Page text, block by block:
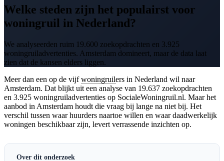
Welke steden zijn het populairst voor
woningruil in Nederland?
We analyseerden ruim 19.600 zoekopdrachten en 3.925
woningruiladvertenties. Amsterdam domineert, maar de data laat
zien dat de kansen elders liggen.
Meer dan een op de vijfwoningruilers in Nederland wil naar
Amsterdam. Dat blijkt uit een analyse van 19.637 zoekopdrachten
en 3.925 woningruiladvertenties op SocialeWoningruil.nl. Maar het
aanbod in Amsterdam houdt die vraag bij lange na niet bij. Het
verschil tussen waar huurders naartoe willen en waar daadwerkelijk
woningen beschikbaar zijn, levert verrassende inzichten op.
Over dit onderzoek